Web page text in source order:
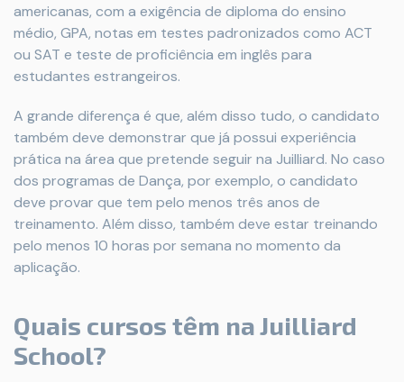
americanas, com a exigência de diploma do ensino
médio, GPA, notas em testes padronizados como ACT
ou SAT e teste de proficiência em inglês para
estudantes estrangeiros.
A grande diferença é que, além disso tudo, o candidato
também deve demonstrar que já possui experiência
prática na área que pretende seguir na Juilliard. No caso
dos programas de Dança, por exemplo, o candidato
deve provar que tem pelo menos três anos de
treinamento. Além disso, também deve estar treinando
pelo menos 10 horas por semana no momento da
aplicação.
Quais cursos têm na Juilliard
School?